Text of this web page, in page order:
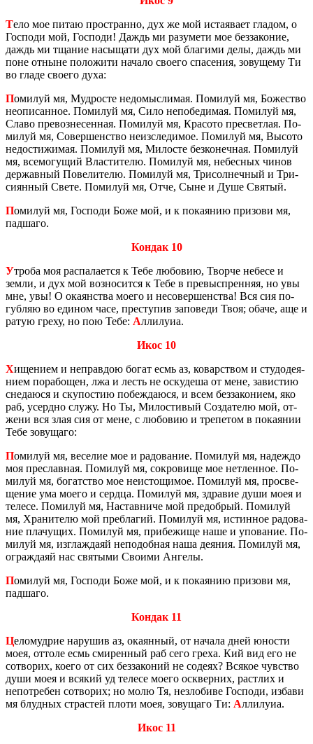
Тело мое питаю про­стран­но, дух же мой ис­та­ява­ет гла­дом, о
Гос­по­ди мой, Гос­по­ди! Даждь ми ра­зу­ме­ти мое без­за­ко­ние,
даждь ми тща­ние на­сы­ща­ти дух мой бла­ги­ми делы, даждь ми
поне от­ныне по­ло­жи­ти на­ча­ло сво­е­го спа­се­ния, зо­ву­ще­му Ти
во гладе сво­е­го духа:
Поми­луй мя, Муд­ро­сте недо­мыс­ли­мая. По­ми­луй мя, Бо­же­ство
неопи­сан­ное. По­ми­луй мя, Сило непо­бе­ди­мая. По­ми­луй мя,
Славо пре­воз­не­сен­ная. По­ми­луй мя, Кра­со­то пре­свет­лая. По­
ми­луй мя, Со­вер­шен­ство неиз­сле­ди­мое. По­ми­луй мя, Вы­со­то
недо­сти­жи­мая. По­ми­луй мя, Ми­ло­сте без­ко­неч­ная. По­ми­луй
мя, все­мо­гу­щий Вла­сти­те­лю. По­ми­луй мя, небес­ных чинов
дер­жав­ный По­ве­ли­те­лю. По­ми­луй мя, Три­сол­неч­ный и Три­
си­ян­ный Свете. По­ми­луй мя, Отче, Сыне и Душе Свя­тый.
Поми­луй мя, Гос­по­ди Боже мой, и к по­ка­я­нию при­зо­ви мя,
пад­ша­го.
Кондак 10
Утроба моя рас­па­ла­ет­ся к Тебе лю­бо­вию, Твор­че небе­се и
земли, и дух мой воз­но­сит­ся к Тебе в пре­вы­спрен­няя, но увы
мне, увы! О ока­ян­ства моего и несо­вер­шен­ства! Вся сия по­
губ­ляю во еди­ном часе, пре­сту­пив за­по­ве­ди Твоя; обаче, аще и
ратую греху, но пою Тебе: Алли­лу­иа.
Икос 10
Хище­ни­ем и неправ­дою богат есмь аз, ко­вар­ством и сту­до­де­я­
ни­ем по­ра­бо­щен, лжа и лесть не оску­де­ша от мене, за­ви­стию
сне­да­ю­ся и ску­по­стию по­беж­да­ю­ся, и всем без­за­ко­ни­ем, яко
раб, усерд­но служу. Но Ты, Ми­ло­сти­вый Со­зда­те­лю мой, от­
же­ни вся злая сия от мене, с лю­бо­вию и тре­пе­том в по­ка­я­нии
Тебе зо­ву­ща­го:
Поми­луй мя, ве­се­лие мое и ра­до­ва­ние. По­ми­луй мя, на­деж­до
моя пре­слав­ная. По­ми­луй мя, со­кро­ви­ще мое нетлен­ное. По­
ми­луй мя, бо­гат­ство мое неис­то­щи­мое. По­ми­луй мя, про­све­
ще­ние ума моего и серд­ца. По­ми­луй мя, здра­вие души моея и
те­ле­се. По­ми­луй мя, На­став­ни­че мой пре­доб­рый. По­ми­луй
мя, Хра­ни­те­лю мой пре­б­ла­гий. По­ми­луй мя, ис­тин­ное ра­до­ва­
ние пла­чу­щих. По­ми­луй мя, при­бе­жи­ще наше и упо­ва­ние. По­
ми­луй мя, из­гла­жда­яй непо­доб­ная наша де­я­ния. По­ми­луй мя,
ограж­да­яй нас свя­ты­ми Сво­и­ми Ан­ге­лы.
Поми­луй мя, Гос­по­ди Боже мой, и к по­ка­я­нию при­зо­ви мя,
пад­ша­го.
Кондак 11
Цело­муд­рие на­ру­шив аз, ока­ян­ный, от на­ча­ла дней юно­сти
моея, от­то­ле есмь сми­рен­ный раб сего греха. Кий вид его не
со­тво­рих, коего от сих без­за­ко­ний не со­де­ях? Вся­кое чув­ство
души моея и вся­кий уд те­ле­се моего осквер­них, рас­тлих и
непо­тре­бен со­тво­рих; но молю Тя, незло­би­ве Гос­по­ди, из­ба­ви
мя блуд­ных стра­стей плоти моея, зо­ву­ща­го Ти: Алли­лу­иа.
Икос 11